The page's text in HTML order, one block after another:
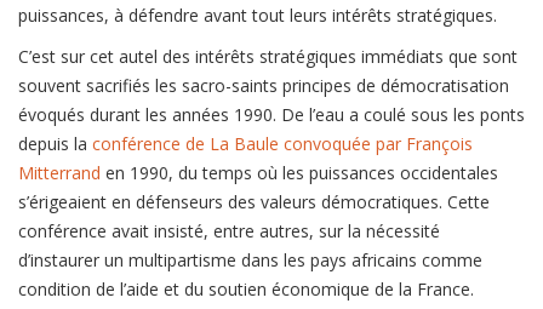
puissances, à défendre avant tout leurs intérêts stratégiques.
C’est sur cet autel des intérêts stratégiques immédiats que sont
souvent sacrifiés les sacro-saints principes de démocratisation
évoqués durant les années 1990. De l’eau a coulé sous les ponts
depuis la conférence de La Baule convoquée par François
Mitterrand en 1990, du temps où les puissances occidentales
s’érigeaient en défenseurs des valeurs démocratiques. Cette
conférence avait insisté, entre autres, sur la nécessité
d’instaurer un multipartisme dans les pays africains comme
condition de l’aide et du soutien économique de la France.